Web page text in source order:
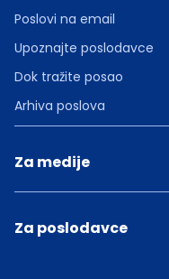
Poslovi na email
Upoznajte poslodavce
Dok tražite posao
Arhiva poslova
Za medije
Za poslodavce